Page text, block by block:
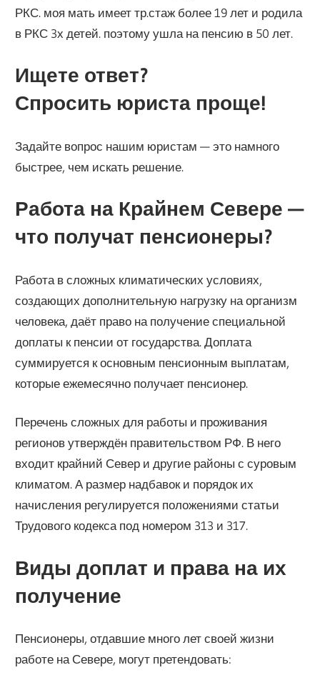
РКС. моя мать имеет тр.стаж более 19 лет и родила
в РКС 3х детей. поэтому ушла на пенсию в 50 лет.
Ищете ответ?
Спросить юриста проще!
Задайте вопрос нашим юристам — это намного
быстрее, чем искать решение.
Работа на Крайнем Севере —
что получат пенсионеры?
Работа в сложных климатических условиях,
создающих дополнительную нагрузку на организм
человека, даёт право на получение специальной
доплаты к пенсии от государства. Доплата
суммируется к основным пенсионным выплатам,
которые ежемесячно получает пенсионер.
Перечень сложных для работы и проживания
регионов утверждён правительством РФ. В него
входит крайний Север и другие районы с суровым
климатом. А размер надбавок и порядок их
начисления регулируется положениями статьи
Трудового кодекса под номером 313 и 317.
Виды доплат и права на их
получение
Пенсионеры, отдавшие много лет своей жизни
работе на Севере, могут претендовать: